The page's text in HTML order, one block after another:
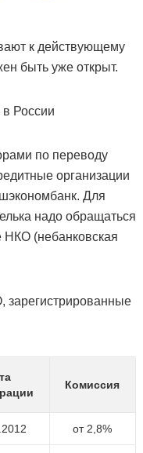
к действующему
быть уже открыт.
России
по переводу
организации
Для
надо обращаться
НКО (небанковская
Комиссия
от 2,8%